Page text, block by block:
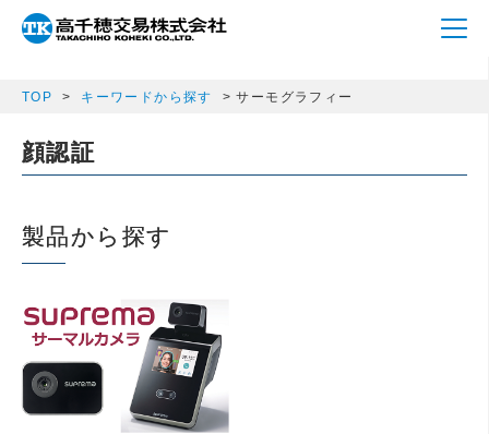
array(1) { ["a_m_category"]=> string(12) "thermography" }
TOP キーワードから探す サーモグラフィー
顔認証
製品から探す